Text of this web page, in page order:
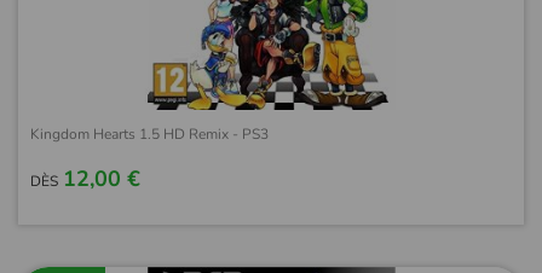
Kingdom Hearts 1.5 HD Remix - PS3
DÈS 12,00 €